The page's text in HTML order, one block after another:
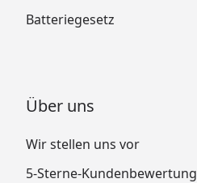
Batteriegesetz
Über uns
Wir stellen uns vor
5-Sterne-Kundenbewertung